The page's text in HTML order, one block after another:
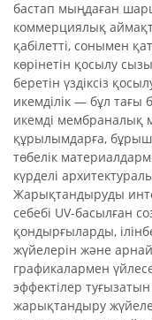
бастап мыңдаған
коммерциялық
қабілетті, сонымен
көрінетін қосылу
беретін үздіксіз
икемділік — бұл
икемді мембраналық
құрылымдарға,
төбелік
күрделі
Жарықтандыруды
себебі UV-басылған
қондырғыларды,
жүйелерін және
графикалармен
эффектілер
жарықтандыру